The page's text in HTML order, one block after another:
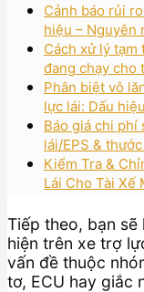
Cảnh báo rủi
hiệu – Nguyên
Cách xử lý
đang chạy cho
Phân biệt vô
lực lái: Dấu
Báo giá chi phí
lái/EPS &
Kiểm Tra &
Lái Cho Tài Xế
Tiếp theo, bạn sẽ
hiện trên xe trợ
vấn đề thuộc
tơ, ECU hay giắc